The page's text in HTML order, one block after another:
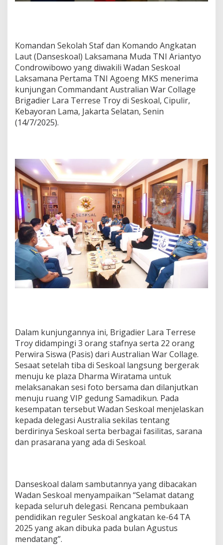
Komandan Sekolah Staf dan Komando Angkatan
Laut (Danseskoal) Laksamana Muda TNI Ariantyo
Condrowibowo yang diwakili Wadan Seskoal
Laksamana Pertama TNI Agoeng MKS menerima
kunjungan Commandant Australian War Collage
Brigadier Lara Terrese Troy di Seskoal, Cipulir,
Kebayoran Lama, Jakarta Selatan, Senin
(14/7/2025).
Dalam kunjungannya ini, Brigadier Lara Terrese
Troy didampingi 3 orang stafnya serta 22 orang
Perwira Siswa (Pasis) dari Australian War Collage.
Sesaat setelah tiba di Seskoal langsung bergerak
menuju ke plaza Dharma Wiratama untuk
melaksanakan sesi foto bersama dan dilanjutkan
menuju ruang VIP gedung Samadikun. Pada
kesempatan tersebut Wadan Seskoal menjelaskan
kepada delegasi Australia sekilas tentang
berdirinya Seskoal serta berbagai fasilitas, sarana
dan prasarana yang ada di Seskoal.
Danseskoal dalam sambutannya yang dibacakan
Wadan Seskoal menyampaikan “Selamat datang
kepada seluruh delegasi. Rencana pembukaan
pendidikan reguler Seskoal angkatan ke-64 TA
2025 yang akan dibuka pada bulan Agustus
mendatang”.